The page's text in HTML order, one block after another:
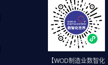
【WOD制造业数智化